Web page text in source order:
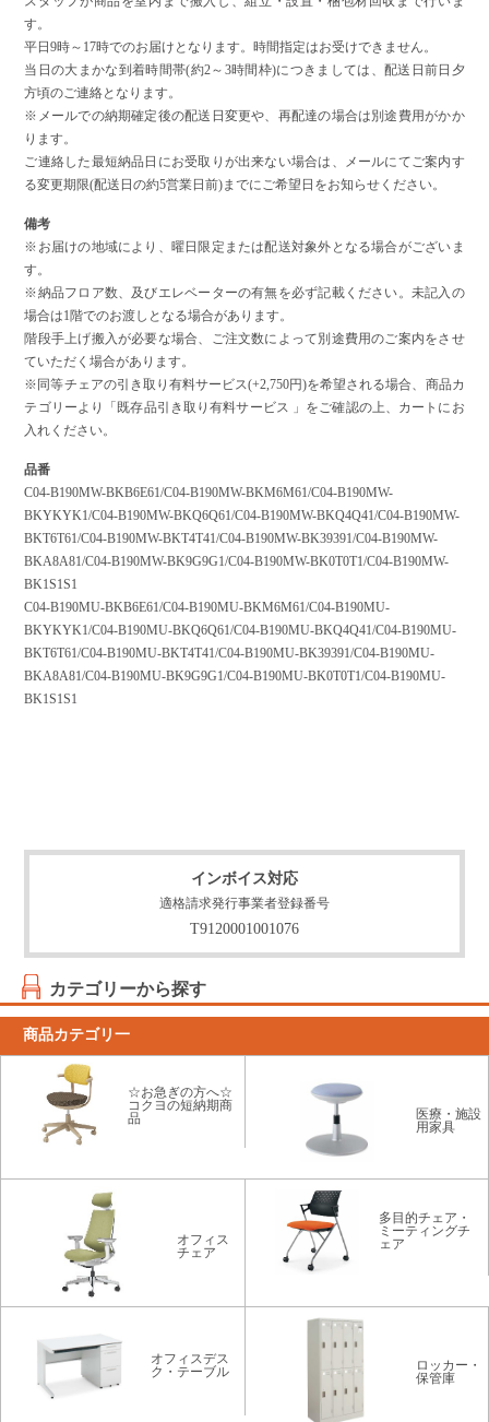
す。
平日9時～17時でのお届けとなります。時間指定はお受けできません。
当日の大まかな到着時間帯(約2～3時間枠)につきましては、配送日前日夕
方頃のご連絡となります。
※メールでの納期確定後の配送日変更や、再配達の場合は別途費用がかか
ります。
ご連絡した最短納品日にお受取りが出来ない場合は、メールにてご案内す
る変更期限(配送日の約5営業日前)までにご希望日をお知らせください。
備考
※お届けの地域により、曜日限定または配送対象外となる場合がございま
す。
※納品フロア数、及びエレベーターの有無を必ず記載ください。未記入の
場合は1階でのお渡しとなる場合があります。
階段手上げ搬入が必要な場合、ご注文数によって別途費用のご案内をさせ
ていただく場合があります。
※同等チェアの引き取り有料サービス(+2,750円)を希望される場合、商品カ
テゴリーより「既存品引き取り有料サービス 」をご確認の上、カートにお
入れください。
品番
C04-B190MW-BKB6E61/C04-B190MW-BKM6M61/C04-B190MW-
BKYKYK1/C04-B190MW-BKQ6Q61/C04-B190MW-BKQ4Q41/C04-B190MW-
BKT6T61/C04-B190MW-BKT4T41/C04-B190MW-BK39391/C04-B190MW-
BKA8A81/C04-B190MW-BK9G9G1/C04-B190MW-BK0T0T1/C04-B190MW-
BK1S1S1
C04-B190MU-BKB6E61/C04-B190MU-BKM6M61/C04-B190MU-
BKYKYK1/C04-B190MU-BKQ6Q61/C04-B190MU-BKQ4Q41/C04-B190MU-
BKT6T61/C04-B190MU-BKT4T41/C04-B190MU-BK39391/C04-B190MU-
BKA8A81/C04-B190MU-BK9G9G1/C04-B190MU-BK0T0T1/C04-B190MU-
BK1S1S1
インボイス対応
適格請求発行事業者登録番号
T9120001001076
カテゴリーから探す
商品カテゴリ一
☆お急ぎの方へ☆
コクヨの短納期商
品
医療・施設
用家具
オフィス
チェア
多目的チェア・
ミーティングチ
ェア
オフィスデス
ク・テーブル
ロッカー・
保管庫